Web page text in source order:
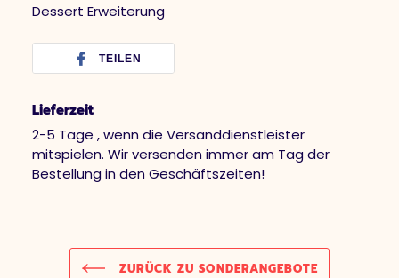
Dessert Erweiterung
TEILEN
Lieferzeit
2-5 Tage , wenn die Versanddienstleister
mitspielen. Wir versenden immer am Tag der
Bestellung in den Geschäftszeiten!
ZURÜCK ZU SONDERANGEBOTE